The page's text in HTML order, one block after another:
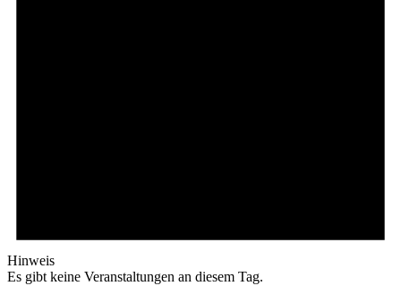
Hinweis
Es gibt keine Veranstaltungen an diesem Tag.